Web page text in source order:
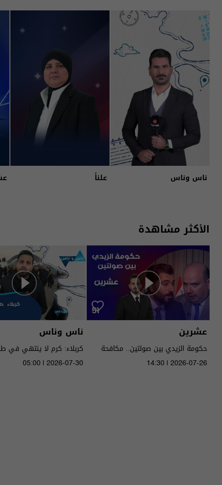
ناس وناس علناً
الأكثر مشاهدة
عشرين
حكومة الزيدي بين صولتين.. مكافحة
14:30 | 2026-07-26
ناس وناس
كربلاء: كرم لا ينتهي في
05:00 | 2026-07-30